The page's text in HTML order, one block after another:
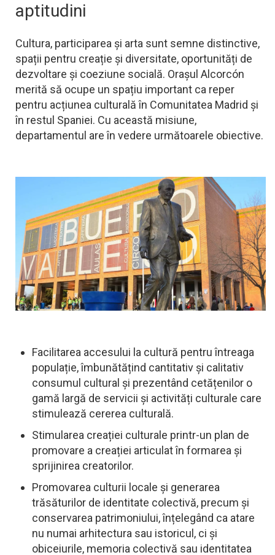
aptitudini
Cultura, participarea și arta sunt semne distinctive,
spații pentru creație și diversitate, oportunități de
dezvoltare și coeziune socială. Orașul Alcorcón
merită să ocupe un spațiu important ca reper
pentru acțiunea culturală în Comunitatea Madrid și
în restul Spaniei. Cu această misiune,
departamentul are în vedere următoarele obiective.
Facilitarea accesului la cultură pentru întreaga
populație, îmbunătățind cantitativ și calitativ
consumul cultural și prezentând cetățenilor o
gamă largă de servicii și activități culturale care
stimulează cererea culturală.
Stimularea creației culturale printr-un plan de
promovare a creației articulat în formarea și
sprijinirea creatorilor.
Promovarea culturii locale și generarea
trăsăturilor de identitate colectivă, precum și
conservarea patrimoniului, înțelegând ca atare
nu numai arhitectura sau istoricul, ci și
obiceiurile, memoria colectivă sau identitatea